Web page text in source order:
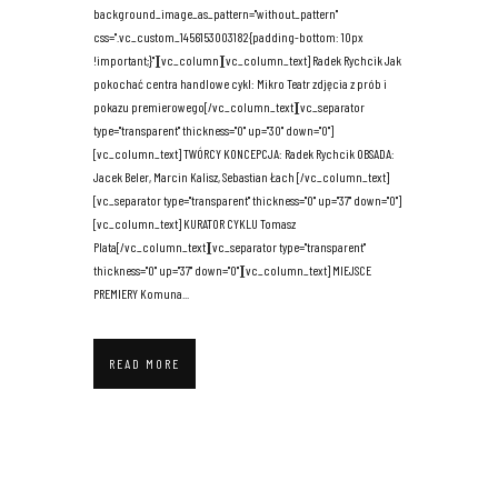
background_image_as_pattern="without_pattern"
css=".vc_custom_1456153003182{padding-bottom: 10px
!important;}"][vc_column][vc_column_text] Radek Rychcik Jak
pokochać centra handlowe cykl: Mikro Teatr zdjęcia z prób i
pokazu premierowego[/vc_column_text][vc_separator
type="transparent" thickness="0" up="30" down="0"]
[vc_column_text] TWÓRCY KONCEPCJA: Radek Rychcik OBSADA:
Jacek Beler, Marcin Kalisz, Sebastian Łach [/vc_column_text]
[vc_separator type="transparent" thickness="0" up="37" down="0"]
[vc_column_text] KURATOR CYKLU Tomasz
Plata[/vc_column_text][vc_separator type="transparent"
thickness="0" up="37" down="0"][vc_column_text] MIEJSCE
PREMIERY Komuna...
READ MORE